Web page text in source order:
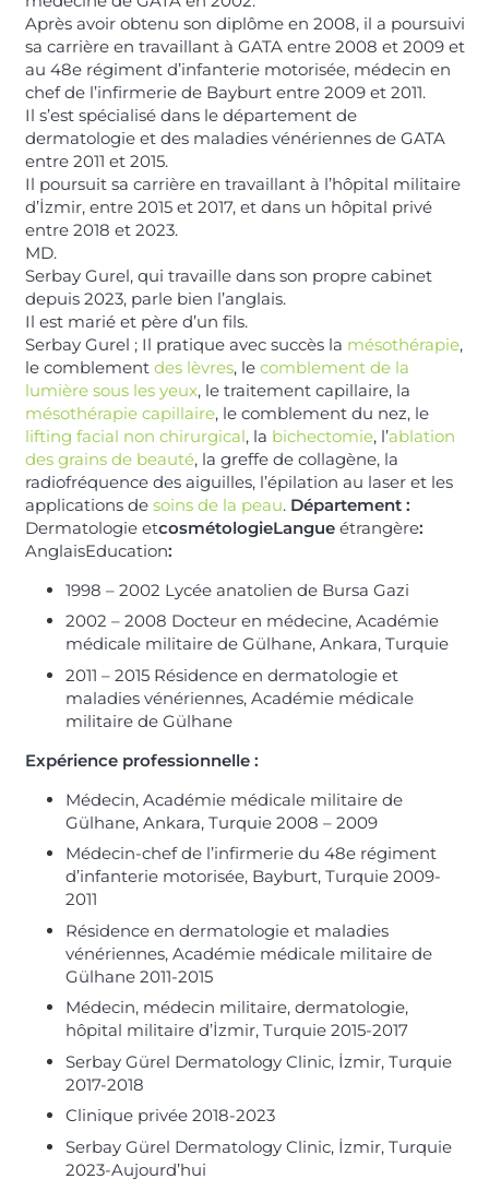
Après avoir obtenu son diplôme en 2008, il a poursuivi
sa carrière en travaillant à GATA entre 2008 et 2009 et
au 48e régiment d’infanterie motorisée, médecin en
chef de l’infirmerie de Bayburt entre 2009 et 2011.
Il s’est spécialisé dans le département de
dermatologie et des maladies vénériennes de GATA
entre 2011 et 2015.
Il poursuit sa carrière en travaillant à l’hôpital militaire
d’İzmir, entre 2015 et 2017, et dans un hôpital privé
entre 2018 et 2023.
MD.
Serbay Gurel, qui travaille dans son propre cabinet
depuis 2023, parle bien l’anglais.
Il est marié et père d’un fils.
Serbay Gurel ; Il pratique avec succès la mésothérapie,
le comblement des lèvres, le comblement de la
lumière sous les yeux, le traitement capillaire, la
mésothérapie capillaire, le comblement du nez, le
lifting facial non chirurgical, la bichectomie, l’ablation
des grains de beauté, la greffe de collagène, la
radiofréquence des aiguilles, l’épilation au laser et les
applications de soins de la peau. Département :
Dermatologie etcosmétologieLangueétrangère:
AnglaisEducation:
1998 – 2002 Lycée anatolien de Bursa Gazi
2002 – 2008 Docteur en médecine, Académie
médicale militaire de Gülhane, Ankara, Turquie
2011 – 2015 Résidence en dermatologie et
maladies vénériennes, Académie médicale
militaire de Gülhane
Expérience professionnelle :
Médecin, Académie médicale militaire de
Gülhane, Ankara, Turquie 2008 – 2009
Médecin-chef de l’infirmerie du 48e régiment
d’infanterie motorisée, Bayburt, Turquie 2009-
2011
Résidence en dermatologie et maladies
vénériennes, Académie médicale militaire de
Gülhane 2011-2015
Médecin, médecin militaire, dermatologie,
hôpital militaire d’İzmir, Turquie 2015-2017
Serbay Gürel Dermatology Clinic, İzmir, Turquie
2017-2018
Clinique privée 2018-2023
Serbay Gürel Dermatology Clinic, İzmir, Turquie
2023-Aujourd’hui